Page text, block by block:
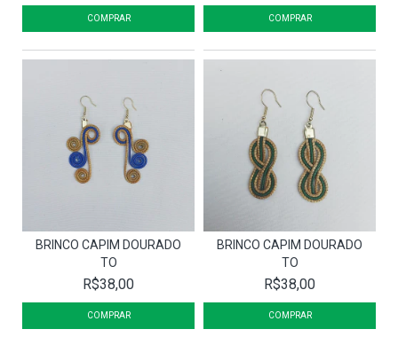
BRINCO CAPIM DOURADO
TO
R$38,00
BRINCO CAPIM DOURADO
TO
R$38,00